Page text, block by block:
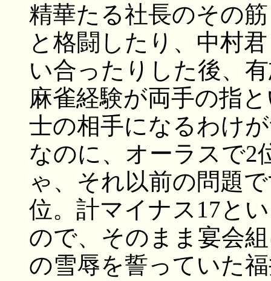
精華たる社長のその
と格闘したり、中村
い合ったりした後、
麻雀経験が両手の指
士の相手になるわけ
なのに、オーラスで2
ゃ、それ以前の問題
位。計マイナス17と
ので、そのまま宴会
の雪辱を誓っていた